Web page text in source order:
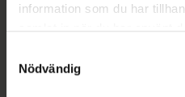
information som du har
samlat in när du har använt
återkalla ditt samtycke via
cookieinställningar. Ett
Nödvändig
användning.